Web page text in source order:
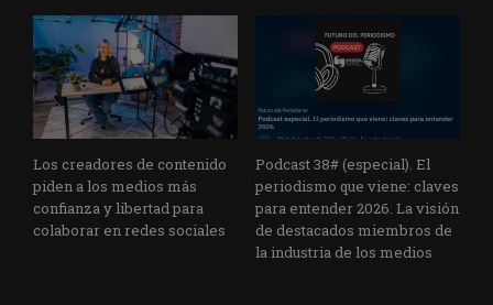
Los creadores de contenido
piden a los medios más
confianza y libertad para
colaborar en redes sociales
Podcast 38# (especial). El
periodismo que viene: claves
para entender 2026. La visión
de destacados miembros de
la industria de los medios